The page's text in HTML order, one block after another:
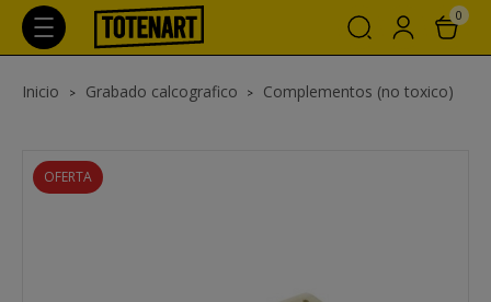
0
Inicio Grabado calcografico Complementos (no toxico)
OFERTA